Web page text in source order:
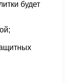
будет